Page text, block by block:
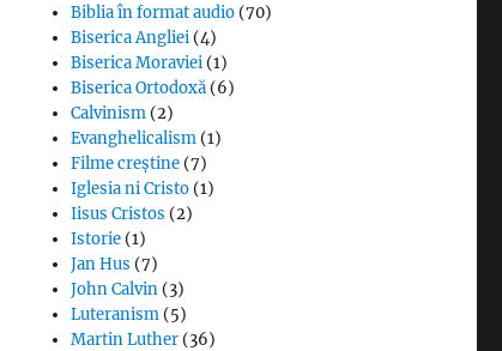
Biblia în format audio (70)
Biserica Angliei (4)
Biserica Moraviei (1)
Biserica Ortodoxă (6)
Calvinism (2)
Evanghelicalism (1)
Filme creștine (7)
Iglesia ni Cristo (1)
Iisus Cristos (2)
Istorie (1)
Jan Hus (7)
John Calvin (3)
Luteranism (5)
Martin Luther (36)